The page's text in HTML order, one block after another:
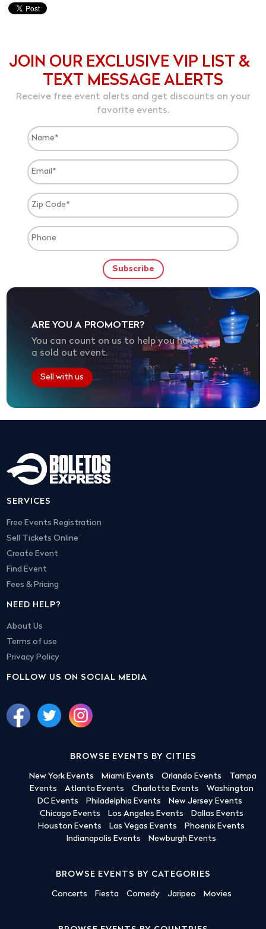
JOIN OUR EXCLUSIVE VIP LIST &
TEXT MESSAGE ALERTS
Receive free event alerts and get discounts on your
favorite events.
ARE YOU A PROMOTER?
You can count on us to help you have
a sold out event.
Sell with us
SERVICES
Free Events Registration
Sell Tickets Online
Create Event
Find Event
Fees & Pricing
NEED HELP?
About Us
Terms of use
Privacy Policy
FOLLOW US ON SOCIAL MEDIA
BROWSE EVENTS BY CITIES
New York Events Miami Events Orlando Events
Tampa
Events
Atlanta Events Charlotte Events
Washington
DC Events
Philadelphia Events
New Jersey Events
Chicago Events
Los Angeles Events
Dallas Events
Houston Events
Las Vegas Events
Phoenix Events
Indianapolis Events
Newburgh Events
BROWSE EVENTS BY CATEGORIES
Concerts Fiesta Comedy Jaripeo Movies